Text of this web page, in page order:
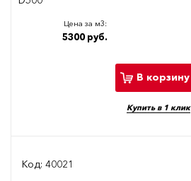
Цена за м3:
5300 руб.
В корзину
Купить в 1 клик
Код: 40021